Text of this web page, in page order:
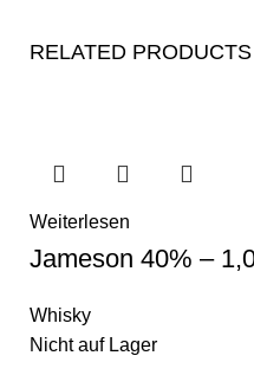
RELATED PRODUCTS
Weiterlesen
Jameson 40% –
Whisky
Nicht auf Lager